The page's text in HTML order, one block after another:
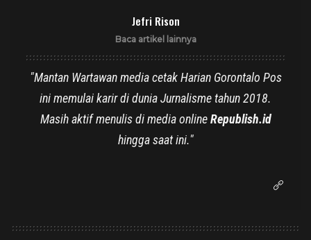
Jefri Rison
Baca artikel lainnya
"Mantan Wartawan media cetak Harian Gorontalo Pos
ini memulai karir di dunia Jurnalisme tahun 2018.
Masih aktif menulis di media onlineRepublish.id
hingga saat ini."